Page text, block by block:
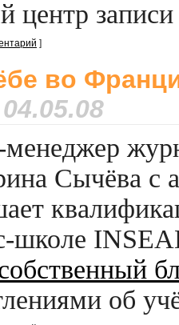
центр
]
во
менеджер
Сычёва с
школе
об